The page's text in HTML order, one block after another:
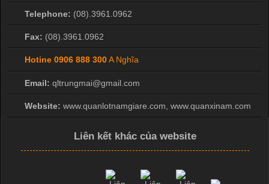
Telephone: (08).3961.0962
Fax: (08).3961.0962
Hotine 0906 888 300A Nghĩa
Email: qltrungmai@gmail.com
Website: www.quanlotnamgiare.com, www.quanxinam.com
Liên kết khác của website